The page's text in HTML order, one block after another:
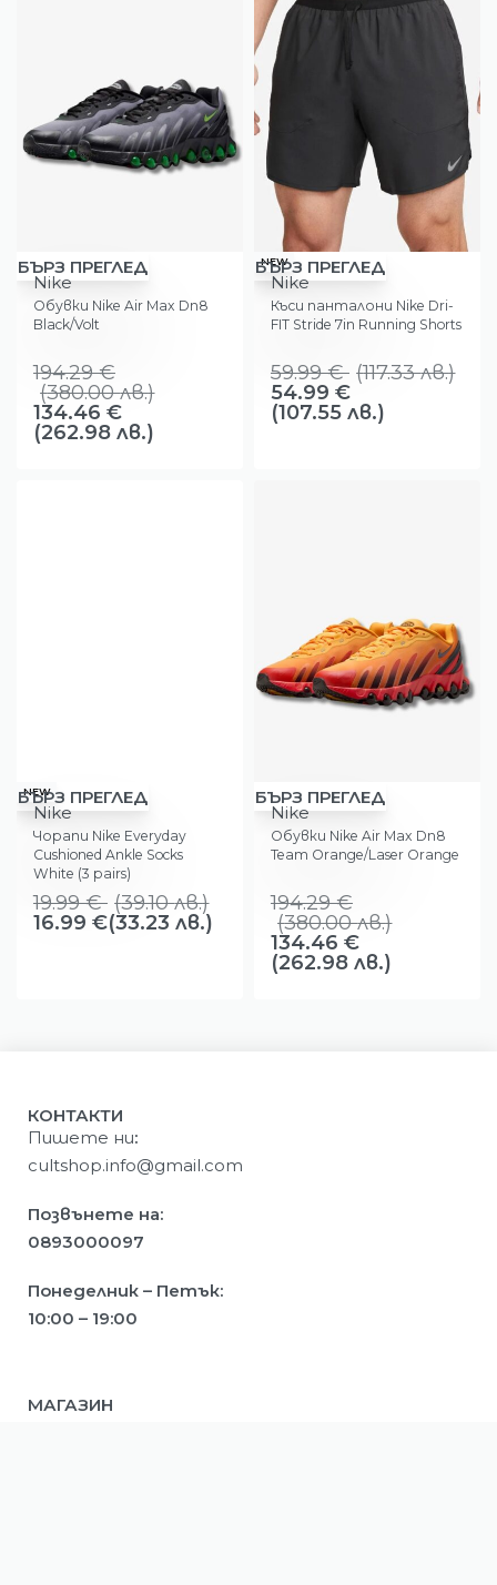
-31%
БЪРЗ ПРЕГЛЕД
Nike
Обувки Nike Air Max Dn8
Black/Volt
194.29€
(380.00лв.)
134.46 €
(262.98 лв.)
-17%
NEW
БЪРЗ ПРЕГЛЕД
Nike
Къси панталони Nike Dri-
FIT Stride 7in Running Shorts
59.99€ (117.33лв.)
54.99 €
(107.55 лв.)
-15%
NEW
БЪРЗ ПРЕГЛЕД
Nike
Чорапи Nike Everyday
Cushioned Ankle Socks
White (3 pairs)
19.99€ (39.10лв.)
16.99 €(33.23 лв.)
-31%
БЪРЗ ПРЕГЛЕД
Nike
Обувки Nike Air Max Dn8
Team Orange/Laser Orange
194.29€
(380.00лв.)
134.46 €
(262.98 лв.)
КОНТАКТИ
Пишете ни:
cultshop.info@gmail.com
Позвънете на:
0893000097
Понеделник – Петък:
10:00 – 19:00
МАГАЗИН